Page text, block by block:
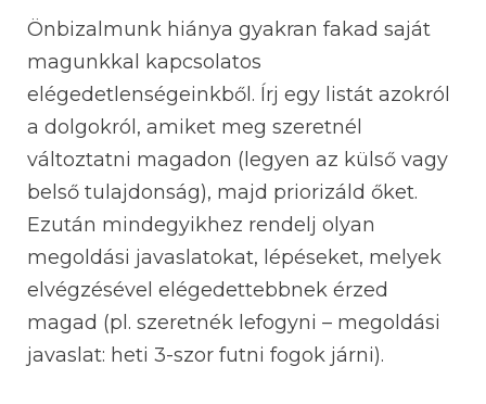
Önbizalmunk hiánya gyakran fakad saját
magunkkal kapcsolatos
elégedetlenségeinkből. Írj egy listát azokról
a dolgokról, amiket meg szeretnél
változtatni magadon (legyen az külső vagy
belső tulajdonság), majd priorizáld őket.
Ezután mindegyikhez rendelj olyan
megoldási javaslatokat, lépéseket, melyek
elvégzésével elégedettebbnek érzed
magad (pl. szeretnék lefogyni – megoldási
javaslat: heti 3-szor futni fogok járni).